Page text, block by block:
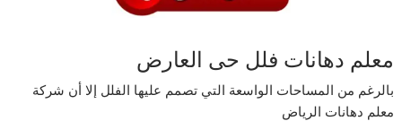
معلم دهانات فلل حى العارض
بالرغم من المساحات الواسعة التي تصمم عليها الفلل إلا أن شركة
معلم دهانات الرياض